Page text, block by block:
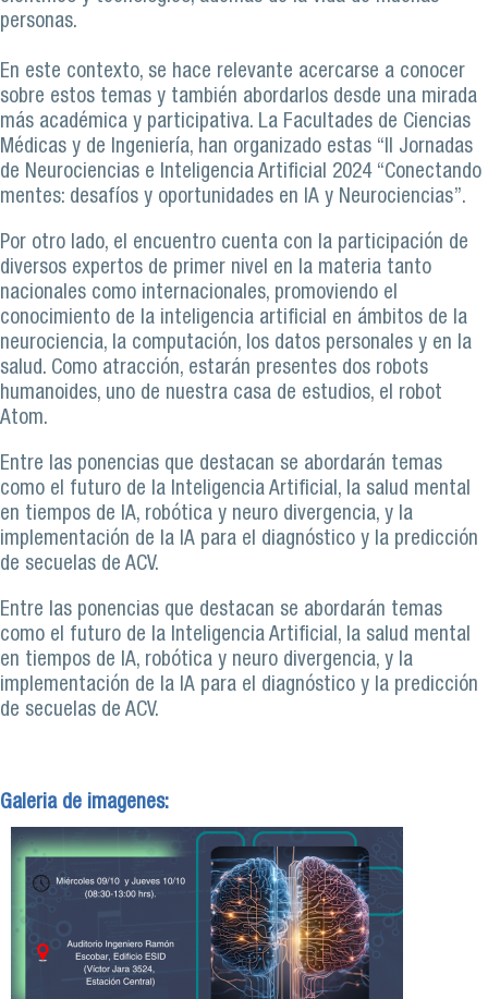
personas.
En este contexto, se hace relevante acercarse a conocer
sobre estos temas y también abordarlos desde una mirada
más académica y participativa. La Facultades de Ciencias
Médicas y de Ingeniería, han organizado estas “II Jornadas
de Neurociencias e Inteligencia Artificial 2024 “Conectando
mentes: desafíos y oportunidades en IA y Neurociencias”.
Por otro lado, el encuentro cuenta con la participación de
diversos expertos de primer nivel en la materia tanto
nacionales como internacionales, promoviendo el
conocimiento de la inteligencia artificial en ámbitos de la
neurociencia, la computación, los datos personales y en la
salud. Como atracción, estarán presentes dos robots
humanoides, uno de nuestra casa de estudios, el robot
Atom.
Entre las ponencias que destacan se abordarán temas
como el futuro de la Inteligencia Artificial, la salud mental
en tiempos de IA, robótica y neuro divergencia, y la
implementación de la IA para el diagnóstico y la predicción
de secuelas de ACV.
Entre las ponencias que destacan se abordarán temas
como el futuro de la Inteligencia Artificial, la salud mental
en tiempos de IA, robótica y neuro divergencia, y la
implementación de la IA para el diagnóstico y la predicción
de secuelas de ACV.
Galeria de imagenes: